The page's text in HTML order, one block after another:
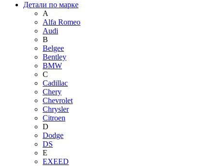
Детали по марке
A
Alfa Romeo
Audi
B
Belgee
Bentley
BMW
C
Cadillac
Chery
Chevrolet
Chrysler
Citroen
D
Dodge
DS
E
EXEED